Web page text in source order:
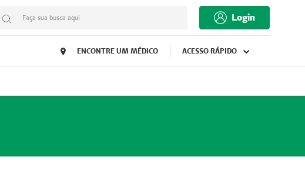
Faça sua busca aqui Login
ENCONTRE UM MÉDICO ACESSO RÁPIDO